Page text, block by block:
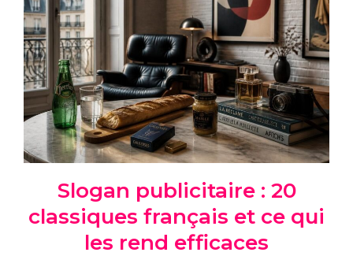
Slogan publicitaire : 20
classiques français et ce qui
les rend efficaces